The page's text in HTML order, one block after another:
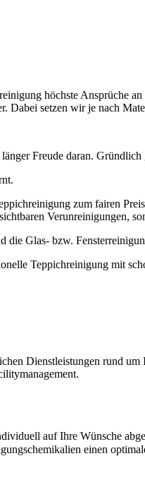
höchste Ansprüche
Dabei setzen wir je nach
Freude daran.
zum fairen
Verunreinigungen,
Glas- bzw.
Teppichreinigung mit
Dienstleistungen rund
auf Ihre Wünsche
einen